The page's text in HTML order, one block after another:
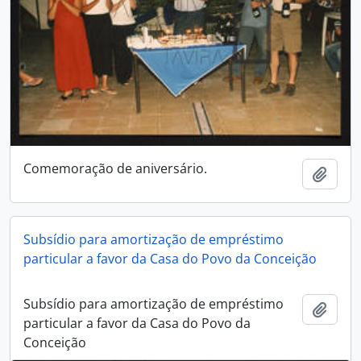
Comemoração de aniversário.
Subsídio para amortização de empréstimo
particular a favor da Casa do Povo da Conceição
Subsídio para amortização de empréstimo
particular a favor da Casa do Povo da
Conceição